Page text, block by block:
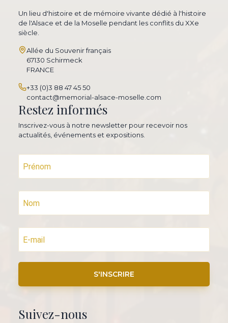
Un lieu d'histoire et de mémoire vivante dédié à l'histoire
de l'Alsace et de la Moselle pendant les conflits du XXe
siècle.
Allée du Souvenir français
67130 Schirmeck
FRANCE
+33 (0)3 88 47 45 50
contact@memorial-alsace-moselle.com
Restez informés
Inscrivez-vous à notre newsletter pour recevoir nos
actualités, événements et expositions.
S'INSCRIRE
Suivez-nous